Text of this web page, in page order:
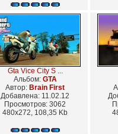
Gta Vice City S ...
Альбом: GTA
Автор: Brain First
Добавлена: 11.02.12
Просмотров: 3062
480x272, 108,35 Kb